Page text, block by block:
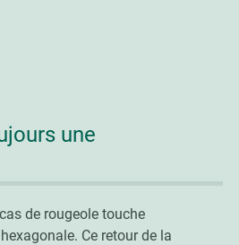
une
de rougeole touche
Ce retour de la